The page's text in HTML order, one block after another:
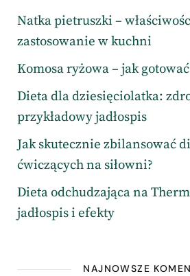
Natka pietruszki –
zastosowanie w kuchni
Komosa ryżowa – jak
Dieta dla dziesięciolatka:
przykładowy jadłospis
Jak skutecznie zbilansować
ćwiczących na siłowni?
Dieta odchudzająca na
jadłospis i efekty
NAJNOWSZE